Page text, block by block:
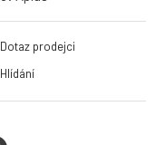
Dotaz prodejci
Hlídání